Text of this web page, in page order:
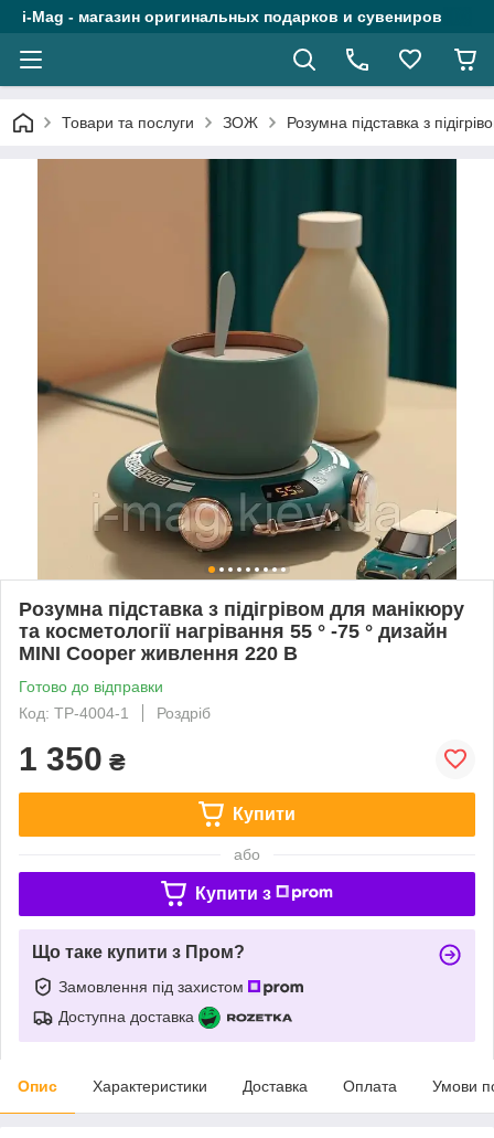
i-Mag - магазин оригинальных подарков и сувениров
Товари та послуги ЗОЖ Розумна підставка з
Розумна підставка з підігрівом для манікюру
та косметології нагрівання 55 ° -75 ° дизайн
MINI Cooper живлення 220 В
Готово до відправки
Код: TP-4004-1
Роздріб
1 350 ₴
Купити
або
Купити з
Що таке купити з Пром?
Замовлення під захистом
Доступна доставка
Опис Характеристики Доставка Оплата Умови